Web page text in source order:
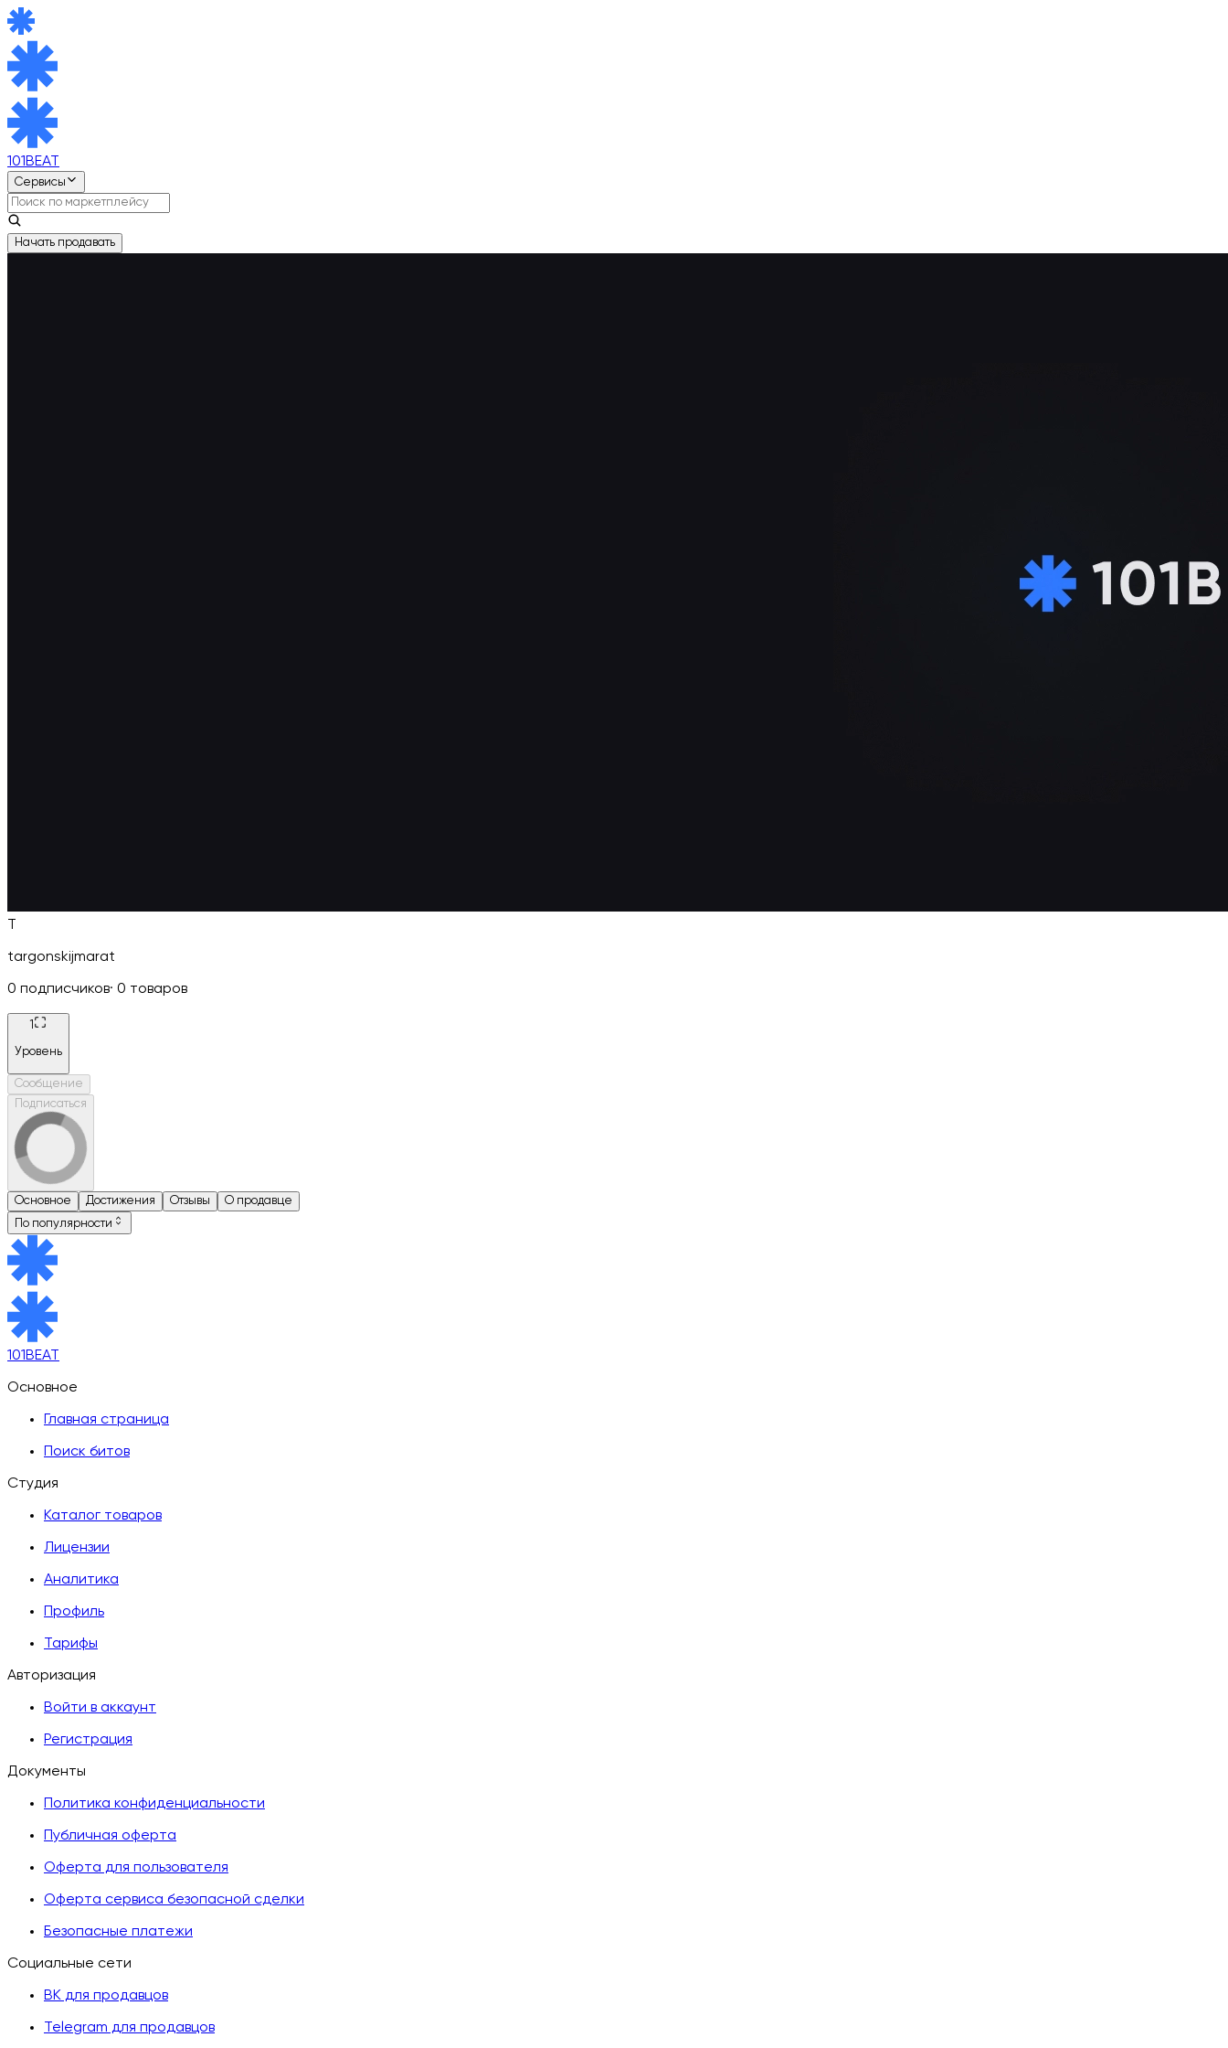
101BEAT
Сервисы
Начать продавать
T
targonskijmarat
0 подписчиков· 0 товаров
1
Уровень
Сообщение
Подписаться
Основное Достижения Отзывы
О продавце
По популярности
101BEAT
Основное
Главная страница
Поиск битов
Студия
Каталог товаров
Лицензии
Аналитика
Профиль
Тарифы
Авторизация
Войти в аккаунт
Регистрация
Документы
Политика конфиденциальности
Публичная оферта
Оферта для пользователя
Оферта сервиса безопасной сделки
Безопасные платежи
Социальные сети
ВК для продавцов
Telegram для продавцов